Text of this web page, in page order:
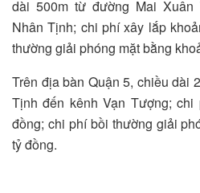
dài 500m từ đường Mai
Nhân Tịnh; chi phí xây lắp
thường giải phóng mặt bằng
Trên địa bàn Quận 5, chiều dài
Tịnh đến kênh Vạn Tượng;
đồng; chi phí bồi thường giải
tỷ đồng.